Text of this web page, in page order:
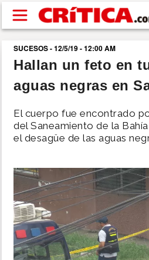
Pasar al contenido principal
buscar
SUCESOS
NACIONAL
DEPORTES
MUNDO
SUCESOS - 12/5/19 - 12:00 AM
Hallan un feto en
aguas negras en
El cuerpo fue encontrado
del Saneamiento de la
el desagüe de las aguas